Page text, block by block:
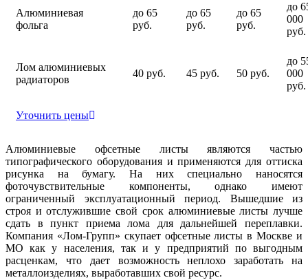
Алюминиевая
фольга
до 65
руб.
до 65
руб.
до 65
руб.
до
000
руб.
Лом алюминиевых
радиаторов
40 руб. 45 руб. 50 руб.
до
000
руб.
Уточнить цены
Алюминиевые офсетные листы являются частью
типографического оборудования и применяются для оттиска
рисунка на бумагу. На них специально наносятся
фоточувствительные компоненты, однако имеют
ограниченный эксплуатационный период. Вышедшие из
строя и отслужившие свой срок алюминиевые листы лучше
сдать в пункт приема лома для дальнейшей переплавки.
Компания «Лом-Групп» скупает офсетные листы в Москве и
МО как у населения, так и у предприятий по выгодным
расценкам, что дает возможность неплохо заработать на
металлоизделиях, выработавших свой ресурс.